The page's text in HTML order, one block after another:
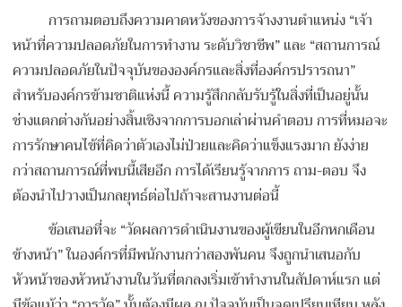
การถามตอบถึงความคาดหวังของการจ้างงานตำแหน่ง “เจ้า
หน้าที่ความปลอดภัยในการทำงาน ระดับวิชาชีพ” และ “สถานการณ์
ความปลอดภัยในปัจจุบันขององค์กรและสิ่งที่องค์กรปรารถนา”
สำหรับองค์กรข้ามชาติแห่งนี้ ความรู้สึกกลับรับรู้ในสิ่งที่เป็นอยู่นั้น
ช่างแตกต่างกันอย่างสิ้นเชิงจากการบอกเล่าผ่านคำตอบ การที่หมอจะ
การรักษาคนไข้ที่คิดว่าตัวเองไม่ป่วยและคิดว่าแข็งแรงมาก ยังง่าย
กว่าสถานการณ์ที่พบนี้เสียอีก การได้เรียนรู้จากการ ถาม-ตอบ จึง
ต้องนำไปวางเป็นกลยุทธ์ต่อไปถ้าจะสานงานต่อนี้
ข้อเสนอที่จะ “วัดผลการดำเนินงานของผู้เขียนในอีกหกเดือน
ข้างหน้า” ในองค์กรที่มีพนักงานกว่าสองพันคน จึงถูกนำเสนอกับ
หัวหน้าของหัวหน้างานในวันที่ตกลงเริ่มเข้าทำงานในสัปดาห์แรก แต่